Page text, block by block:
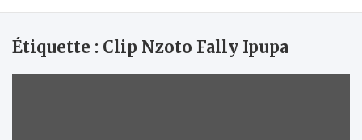
Étiquette : Clip Nzoto Fally Ipupa